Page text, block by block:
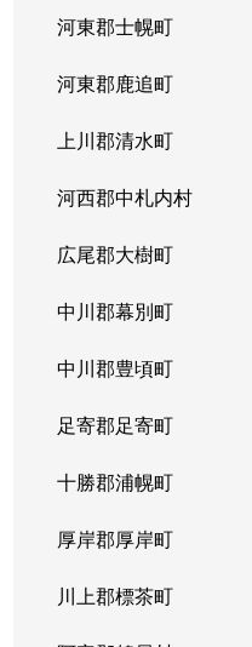
河東郡士幌町
河東郡鹿追町
上川郡清水町
河西郡中札内村
広尾郡大樹町
中川郡幕別町
中川郡豊頃町
足寄郡足寄町
十勝郡浦幌町
厚岸郡厚岸町
川上郡標茶町